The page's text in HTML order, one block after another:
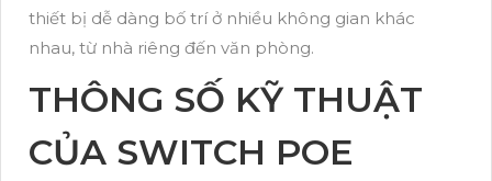
thiết bị dễ dàng bố trí ở nhiều không gian khác
nhau, từ nhà riêng đến văn phòng.
THÔNG SỐ KỸ THUẬT
CỦA SWITCH POE